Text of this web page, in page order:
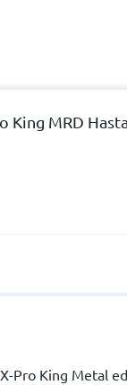
King MRD
Pro King Metal